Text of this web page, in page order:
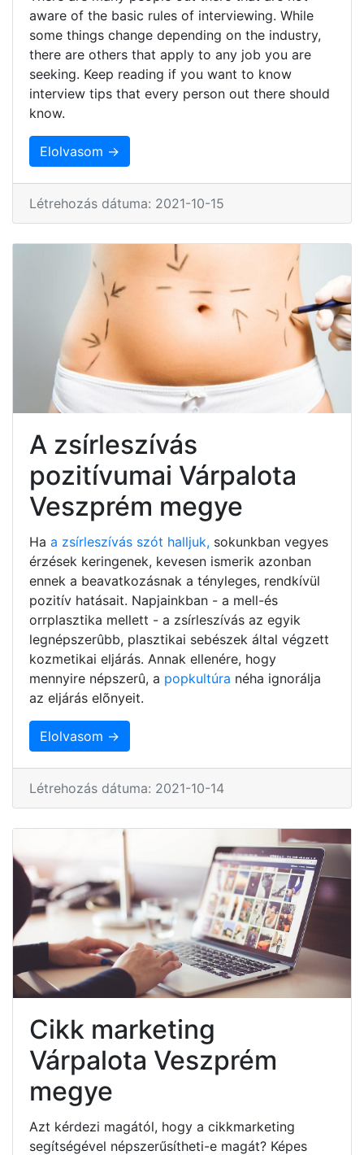
aware of the basic rules of interviewing. While
some things change depending on the industry,
there are others that apply to any job you are
seeking. Keep reading if you want to know
interview tips that every person out there should
know.
Elolvasom →
Létrehozás dátuma: 2021-10-15
A zsírleszívás
pozitívumai Várpalota
Veszprém megye
Ha a zsírleszívás szót halljuk, sokunkban vegyes
érzések keringenek, kevesen ismerik azonban
ennek a beavatkozásnak a tényleges, rendkívül
pozitív hatásait. Napjainkban - a mell-és
orrplasztika mellett - a zsírleszívás az egyik
legnépszerûbb, plasztikai sebészek által végzett
kozmetikai eljárás. Annak ellenére, hogy
mennyire népszerû, a popkultúra néha ignorálja
az eljárás elõnyeit.
Elolvasom →
Létrehozás dátuma: 2021-10-14
Cikk marketing
Várpalota Veszprém
megye
Azt kérdezi magától, hogy a cikkmarketing
segítségével népszerűsítheti-e magát? Képes